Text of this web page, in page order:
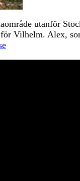
utanför
Vilhelm. Alex,